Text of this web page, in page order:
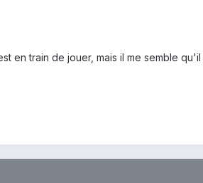
en train de jouer, mais il me semble